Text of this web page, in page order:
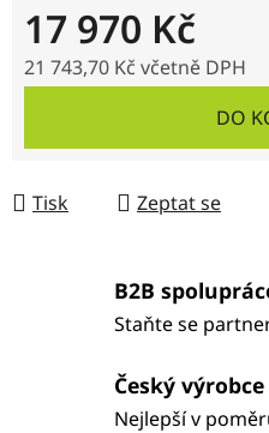
17 970 Kč
21 743,70 Kč včetně DPH
DO
Tisk Zeptat se
B2B
Staňte se
Český výrobce
Nejlepší v